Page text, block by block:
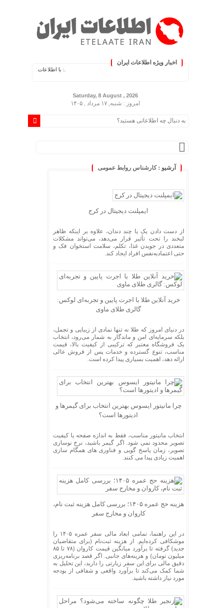
اخبار ویژه اطلاعات ایران
.: با اطلاعات ایران، اطلاعات خود را
Saturday, 8 August , 2026
امروز : شنبه, ۱۷ مرداد , ۱۴۰۵
آرشیو :کارشناس روابط عمومی
ایمپلنت دیجیتال در کرج
از دست دادن یک یا چند دندان، علاوه بر اینکه ظاهر
لبخند را تحت تأثیر قرار می‌دهد، می‌تواند مشکلات
متعددی در جویدن غذا، تکلم، سلامت استخوان فک و
حتی اعتمادبه‌نفس افراد ایجاد کند.
خرید آنلاین طلا با اجرت پایین و تجربه‌ای لوکس:
گالری طلای ماوی
در دنیای امروز که طلا نه تنها نمادی از زیبایی و تجمل،
بلکه سرمایه‌ای امن و ماندگار به شمار می‌رود، انتخاب
یک فروشگاه معتبر که ترکیبی از کیفیت بالا، قیمت
مناسب، تنوع گسترده و خدمات پس از فروش عالی
ارائه دهد، اهمیت بسیاری پیدا کرده است.
چرا مانیتور ایسوس بهترین انتخاب برای گیمرها و
ادیتورها است؟
انتخاب مانیتور مناسب، فقط به اندازه صفحه یا کیفیت
تصویر محدود نمی شود. اگر گیمر باشید، نرخ نوسازی
تصویر، زمان پاسخ گویی و فناوری های همگام سازی
اهمیت زیادی پیدا می کنند.
هزینه حج عمره ۱۴۰۵؛ بررسی کامل هزینه ثبت نام،
کاروان و مخارج سفر
در این راهنما، تمامی ابعاد مالی سفر عمره ۱۴۰۵ را
موشکافی کرده‌ایم. از هزینه ثبت‌نام (برای متقاضیان
جدید) گرفته تا برآورد میانگین قیمت کاروان (۷۸ تا ۸۵
میلیون تومان) و هزینه‌های جانبی. اگر قصد برنامه‌ریزی
دقیق مالی برای این سفر زیارتی را دارید، این تحلیل به
شما کمک می‌کند تا برآورد واقعی و شفافی از بودجه
مورد نیاز داشته باشید.